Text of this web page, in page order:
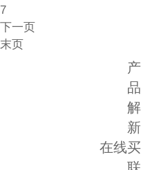
7
下一页
末页
在线